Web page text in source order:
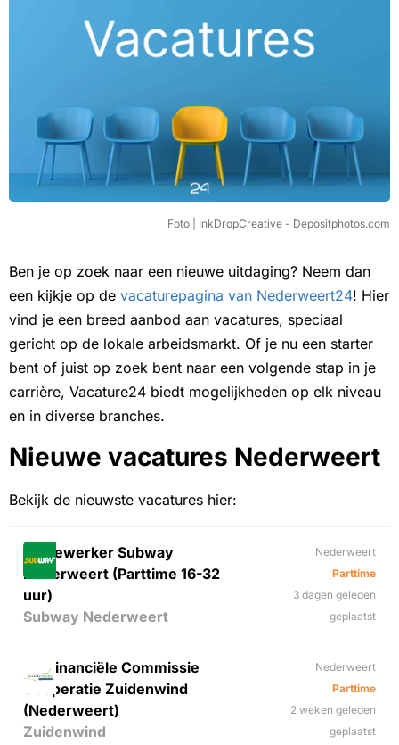
Foto | InkDropCreative - Depositphotos.com
Ben je op zoek naar een nieuwe uitdaging? Neem dan
een kijkje op de vacaturepagina van Nederweert24! Hier
vind je een breed aanbod aan vacatures, speciaal
gericht op de lokale arbeidsmarkt. Of je nu een starter
bent of juist op zoek bent naar een volgende stap in je
carrière, Vacature24 biedt mogelijkheden op elk niveau
en in diverse branches.
Nieuwe vacatures Nederweert
Bekijk de nieuwste vacatures hier:
Medewerker Subway
Nederweert (Parttime 16-32
uur)
Subway Nederweert
Nederweert
Parttime
3 dagen geleden
geplaatst
Lid Financiële Commissie
Coöperatie Zuidenwind
(Nederweert)
Zuidenwind
Nederweert
Parttime
2 weken geleden
geplaatst